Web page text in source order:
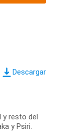
Descargar
y resto del
y Psiri.